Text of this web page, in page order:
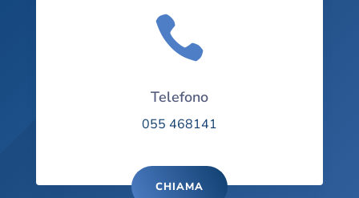

Telefono
055 468141
CHIAMA